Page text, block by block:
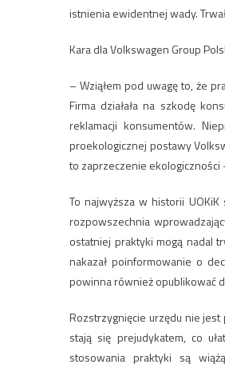
istnienia ewidentnej wady.
Kara dla Volkswagen Group
– Wziąłem pod uwagę to, że
Firma działała na szkodę
reklamacji konsumentów.
proekologicznej postawy
to zaprzeczenie ekologiczności
To najwyższa w historii
rozpowszechnia
ostatniej praktyki mogą nadal
nakazał poinformowanie o
powinna również opublikować
Rozstrzygnięcie urzędu nie
stają się prejudykatem, co
stosowania praktyki są